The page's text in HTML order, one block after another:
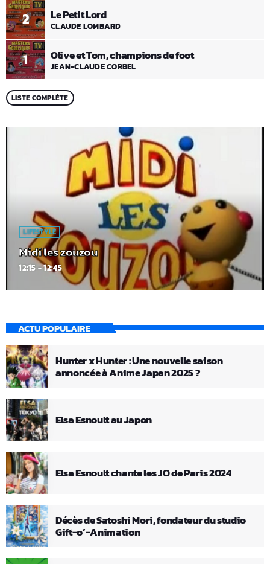
1 Olive et Tom, champions de foot
JEAN-CLAUDE CORBEL
2 Le Petit Lord
CLAUDE LOMBARD
LISTE COMPLÈTE
LIFESTYLE
Midi les zouzou
12:15 - 12:45
ACTU POPULAIRE
Hunter x Hunter : Une nouvelle saison
annoncée à Anime Japan 2025 ?
Elsa Esnoult au Japon
Elsa Esnoult chante les JO de Paris 2024
Décès de Satoshi Mori, fondateur du studio
Gift-o’-Animation